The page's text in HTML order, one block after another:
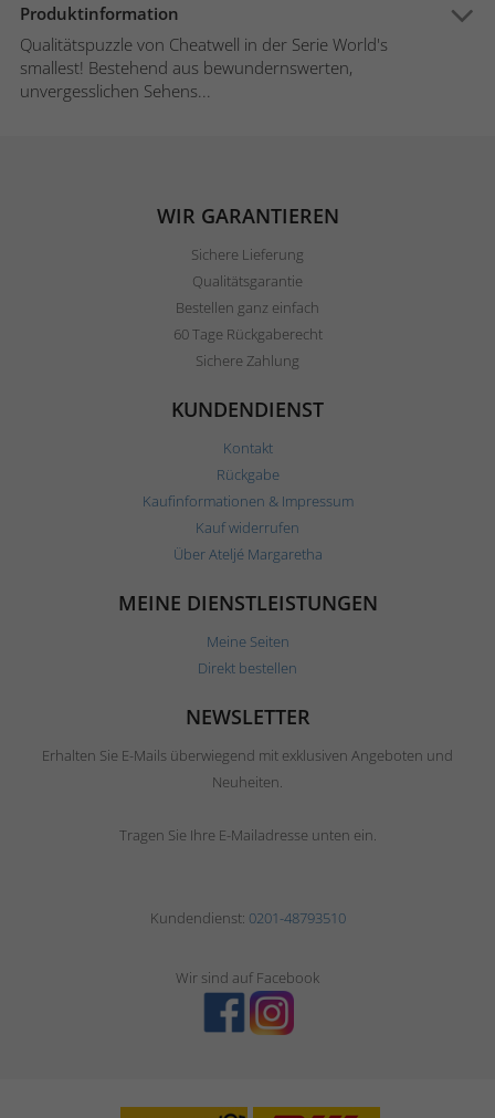
Produktinformation
Qualitätspuzzle von Cheatwell in der Serie World's
smallest! Bestehend aus bewundernswerten,
unvergesslichen Sehens...
WIR GARANTIEREN
Sichere Lieferung
Qualitätsgarantie
Bestellen ganz einfach
60 Tage Rückgaberecht
Sichere Zahlung
KUNDENDIENST
Kontakt
Rückgabe
Kaufinformationen & Impressum
Kauf widerrufen
Über Ateljé Margaretha
MEINE DIENSTLEISTUNGEN
Meine Seiten
Direkt bestellen
NEWSLETTER
Erhalten Sie E-Mails überwiegend mit exklusiven Angeboten und
Neuheiten.
Tragen Sie Ihre E-Mailadresse unten ein.
Kundendienst: 0201-48793510
Wir sind auf Facebook